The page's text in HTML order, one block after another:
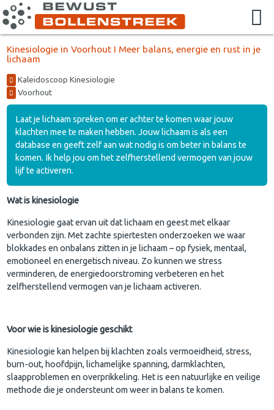
Kinesiologie in Voorhout I Meer balans, energie en rust in je
lichaam
Kaleidoscoop Kinesiologie
Voorhout
Laat je lichaam spreken om er achter te komen waar jouw
klachten mee te maken hebben. Jouw lichaam is als een
database en geeft zelf aan wat nodig is om beter in balans te
komen. Ik help jou om het zelfherstellend vermogen van jouw
lijf te activeren.
Wat is kinesiologie
Kinesiologie gaat ervan uit dat lichaam en geest met elkaar
verbonden zijn. Met zachte spiertesten onderzoeken we waar
blokkades en onbalans zitten in je lichaam – op fysiek, mentaal,
emotioneel en energetisch niveau. Zo kunnen we stress
verminderen, de energiedoorstroming verbeteren en het
zelfherstellend vermogen van je lichaam activeren.
Voor wie is kinesiologie geschikt
Kinesiologie kan helpen bij klachten zoals vermoeidheid, stress,
burn-out, hoofdpijn, lichamelijke spanning, darmklachten,
slaapproblemen en overprikkeling. Het is een natuurlijke en veilige
methode die je ondersteunt om weer in balans te komen.